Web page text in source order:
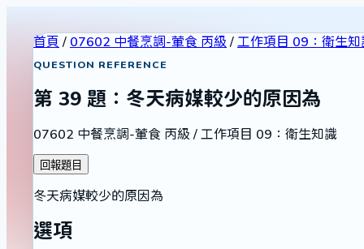
首頁 / 07602 中餐烹調-葷食 丙級 / 工作項目 09：衛生知
QUESTION REFERENCE
第 39 題： 冬天病媒較少的原因為
07602 中餐烹調-葷食 丙級 / 工作項目 09：衛生知識
回報題目
冬天病媒較少的原因為
選項